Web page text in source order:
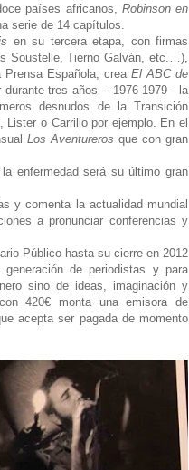
países africanos, Robinson en
serie de 14 capítulos.
en su tercera etapa, con firmas
Soustelle, Tierno Galván, etc.…),
Española, crea El ABC de
tres años – 1976-1979 - la
desnudos de la Transición
o Carrillo por ejemplo. En el
Los Aventureros que con gran
enfermedad será su último gran
y comenta la actualidad mundial
a pronunciar conferencias y
Público hasta su cierre en 2012
de periodistas y para
sino de ideas, imaginación y
420€ monta una emisora de
acepta ser pagada de momento